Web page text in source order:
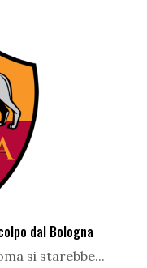
dal Bologna
si starebbe...